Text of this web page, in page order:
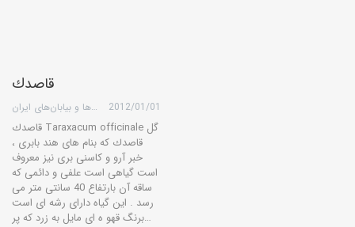
قاصدك
گروه کویرها و بیابان‌های ایران 2012/01/01
قاصدك Taraxacum officinale گل
قاصدك كه بنام های هند بابری ،
خبر آرو و كاسنی بری نیز معروف
است گیاهی است علفی و دائمی كه
ساقه آن بارتفاع 40 سانتی متر می
رسد . این گیاه دارای رشه ای است
برنگ قهو ه ای مایل به زرد كه پر…